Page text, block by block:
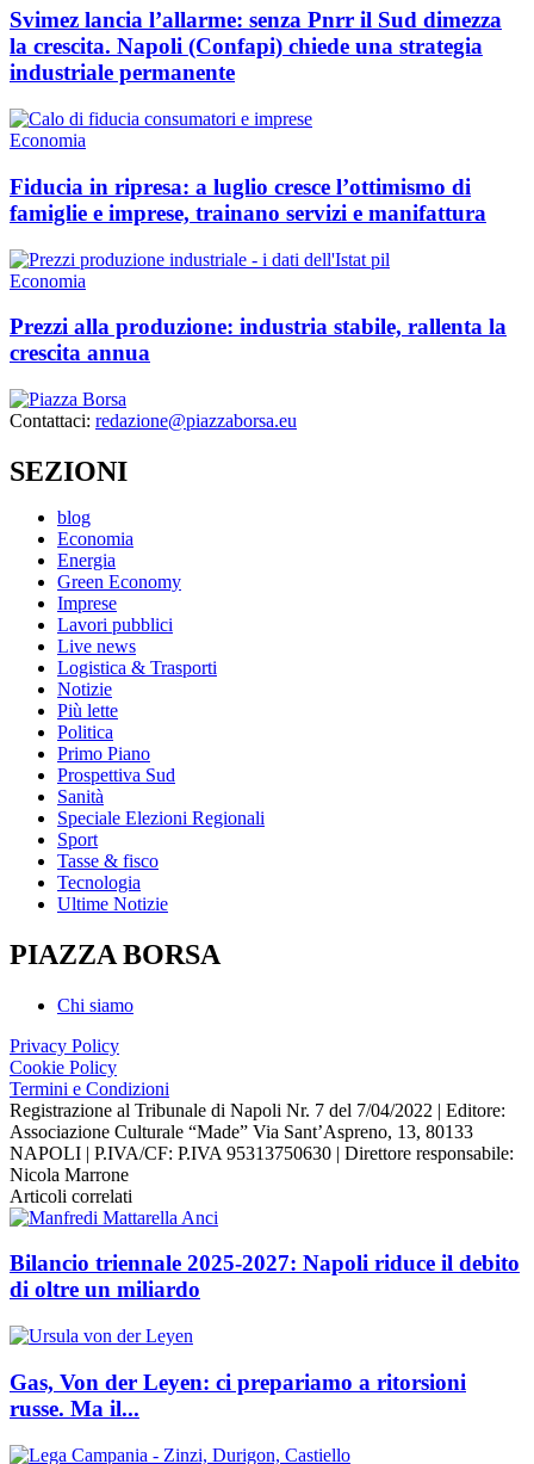
Svimez lancia l’allarme: senza Pnrr il Sud dimezza
la crescita. Napoli (Confapi) chiede una strategia
industriale permanente
Economia
Fiducia in ripresa: a luglio cresce l’ottimismo di
famiglie e imprese, trainano servizi e manifattura
Economia
Prezzi alla produzione: industria stabile, rallenta la
crescita annua
Contattaci: redazione@piazzaborsa.eu
SEZIONI
blog
Economia
Energia
Green Economy
Imprese
Lavori pubblici
Live news
Logistica & Trasporti
Notizie
Più lette
Politica
Primo Piano
Prospettiva Sud
Sanità
Speciale Elezioni Regionali
Sport
Tasse & fisco
Tecnologia
Ultime Notizie
PIAZZA BORSA
Chi siamo
Privacy Policy
Cookie Policy
Termini e Condizioni
Registrazione al Tribunale di Napoli Nr. 7 del 7/04/2022 | Editore:
Associazione Culturale “Made” Via Sant’Aspreno, 13, 80133
NAPOLI | P.IVA/CF: P.IVA 95313750630 | Direttore responsabile:
Nicola Marrone
Articoli correlati
Bilancio triennale 2025-2027: Napoli riduce il debito
di oltre un miliardo
Gas, Von der Leyen: ci prepariamo a ritorsioni
russe. Ma il...